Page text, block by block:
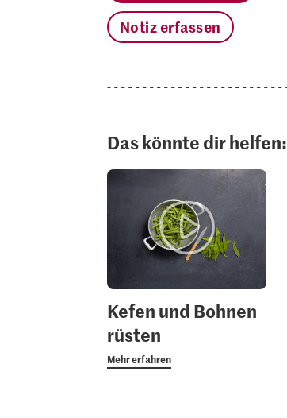
Notiz erfassen
Das könnte dir helfen:
Kefen und Bohnen
rüsten
Mehr erfahren